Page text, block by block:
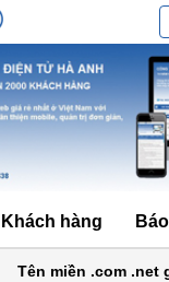
Khách hàng
Tên miền .com .net